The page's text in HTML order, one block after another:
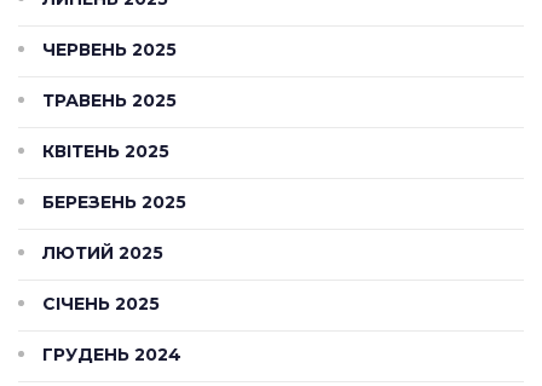
ЧЕРВЕНЬ 2025
ТРАВЕНЬ 2025
КВІТЕНЬ 2025
БЕРЕЗЕНЬ 2025
ЛЮТИЙ 2025
СІЧЕНЬ 2025
ГРУДЕНЬ 2024